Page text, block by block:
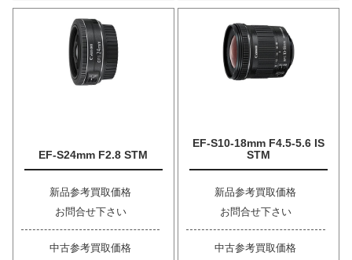
EF-S24mm F2.8 STM
新品参考買取価格
お問合せ下さい
中古参考買取価格
EF-S10-18mm F4.5-5.6 IS
STM
新品参考買取価格
お問合せ下さい
中古参考買取価格